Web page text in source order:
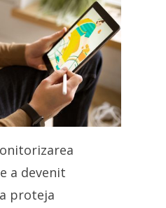
a devenit
proteja